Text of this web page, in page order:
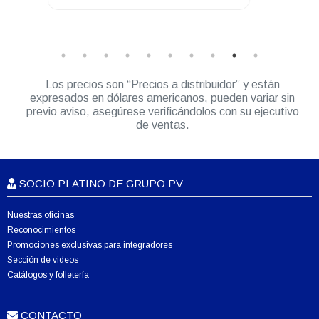
Los precios son “Precios a distribuidor” y están
expresados en dólares americanos, pueden variar sin
previo aviso, asegúrese verificándolos con su ejecutivo
de ventas.
SOCIO PLATINO DE GRUPO PV
Nuestras oficinas
Reconocimientos
Promociones exclusivas para integradores
Sección de videos
Catálogos y folletería
CONTACTO